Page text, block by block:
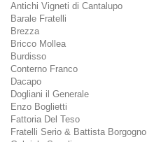
Antichi Vigneti di Cantalupo
Barale Fratelli
Brezza
Bricco Mollea
Burdisso
Conterno Franco
Dacapo
Dogliani il Generale
Enzo Boglietti
Fattoria Del Teso
Fratelli Serio & Battista Borgogno